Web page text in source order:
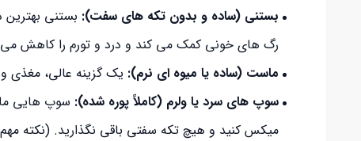
بستنی (ساده و بدون تکه های سفت): بستنی
رگ های خونی کمک می کند و درد و تورم را کاهش
ماست (ساده یا میوه ای نرم): یک گزینه عالی، مغذی
سوپ های سرد یا ولرم (کاملاً پوره شده): سوپ هایی
میکس کنید و هیچ تکه سفتی باقی نگذارید. (نکته